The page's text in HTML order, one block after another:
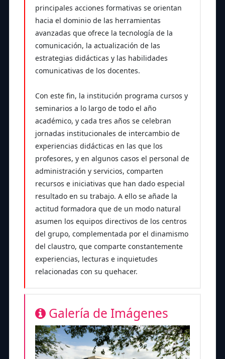
principales acciones formativas se orientan
hacia el dominio de las herramientas
avanzadas que ofrece la tecnología de la
comunicación, la actualización de las
estrategias didácticas y las habilidades
comunicativas de los docentes.
Con este fin, la institución programa cursos y
seminarios a lo largo de todo el año
académico, y cada tres años se celebran
jornadas institucionales de intercambio de
experiencias didácticas en las que los
profesores, y en algunos casos el personal de
administración y servicios, comparten
recursos e iniciativas que han dado especial
resultado en su trabajo. A ello se añade la
actitud formadora que de un modo natural
asumen los equipos directivos de los centros
del grupo, complementada por el dinamismo
del claustro, que comparte constantemente
experiencias, lecturas e inquietudes
relacionadas con su quehacer.
Galería de Imágenes